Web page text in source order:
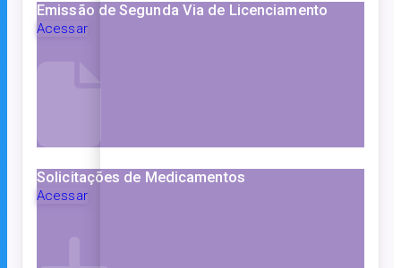
Emissão de Segunda Via de Licenciamento
Acessar
Solicitações de Medicamentos
Acessar